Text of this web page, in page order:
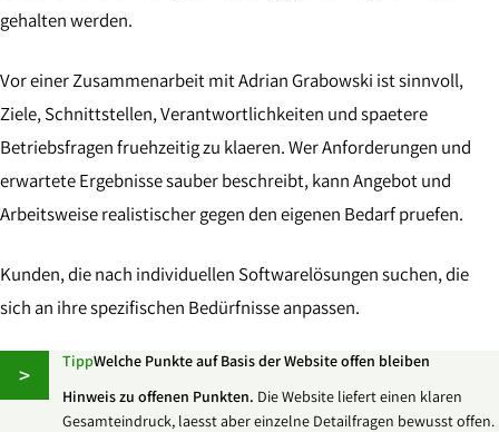
gehalten werden.
Vor einer Zusammenarbeit mit Adrian Grabowski ist sinnvoll,
Ziele, Schnittstellen, Verantwortlichkeiten und spaetere
Betriebsfragen fruehzeitig zu klaeren. Wer Anforderungen und
erwartete Ergebnisse sauber beschreibt, kann Angebot und
Arbeitsweise realistischer gegen den eigenen Bedarf pruefen.
Kunden, die nach individuellen Softwarelösungen suchen, die
sich an ihre spezifischen Bedürfnisse anpassen.
> TippWelche Punkte auf Basis der Website offen bleiben
Hinweis zu offenen Punkten. Die Website liefert einen klaren
Gesamteindruck, laesst aber einzelne Detailfragen bewusst offen.